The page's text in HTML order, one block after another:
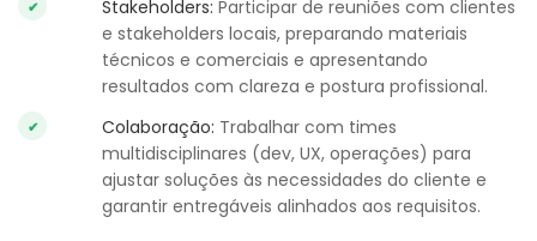
Stakeholders: Participar de reuniões com clientes
e stakeholders locais, preparando materiais
técnicos e comerciais e apresentando
resultados com clareza e postura profissional.
Colaboração: Trabalhar com times
multidisciplinares (dev, UX, operações) para
ajustar soluções às necessidades do cliente e
garantir entregáveis alinhados aos requisitos.